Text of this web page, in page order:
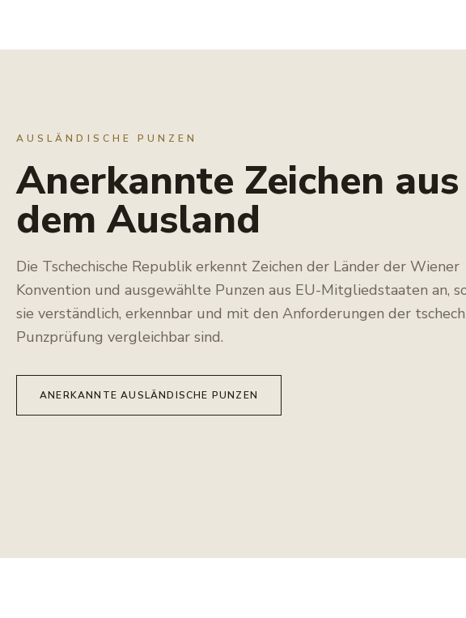
AUSLÄNDISCHE PUNZEN
Anerkannte Zeichen aus
dem Ausland
Die Tschechische Republik erkennt Zeichen der Länder der Wiener
Konvention und ausgewählte Punzen aus EU-Mitgliedstaaten an,
sie verständlich, erkennbar und mit den Anforderungen der
Punzprüfung vergleichbar sind.
ANERKANNTE AUSLÄNDISCHE PUNZEN